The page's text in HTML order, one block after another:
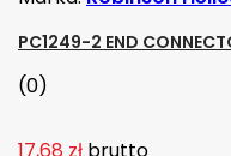
PC1249-2 END
(0)